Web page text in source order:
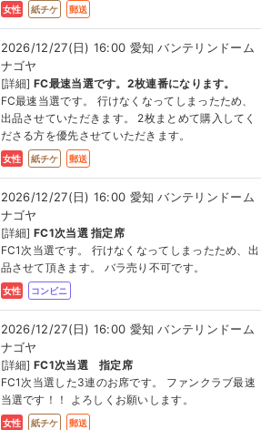
女性 紙チケ 郵送
2026/12/27(日) 16:00 愛知 バンテリンドーム
ナゴヤ
[詳細]FC最速当選です。2枚連番になります。
FC最速当選です。 行けなくなってしまったため、
出品させていただきます。 2枚まとめて購入してく
ださる方を優先させていただきます。
女性 紙チケ 郵送
2026/12/27(日) 16:00 愛知 バンテリンドーム
ナゴヤ
[詳細]FC1次当選 指定席
FC1次当選です。 行けなくなってしまったため、出
品させて頂きます。 バラ売り不可です。
女性 コンビニ
2026/12/27(日) 16:00 愛知 バンテリンドーム
ナゴヤ
[詳細]FC1次当選 指定席
FC1次当選した3連のお席です。 ファンクラブ最速
当選です！！ よろしくお願いします。
女性 紙チケ 郵送